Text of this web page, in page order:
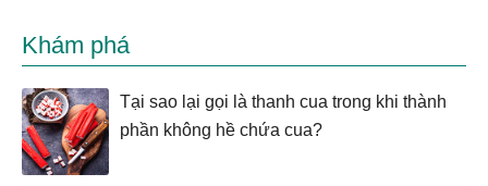
Khám phá
Tại sao lại gọi là thanh cua trong khi thành
phần không hề chứa cua?